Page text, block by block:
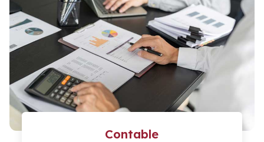
Contable